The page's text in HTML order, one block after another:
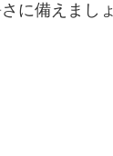
に備えましょ